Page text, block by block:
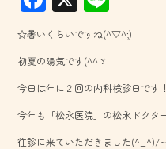
ac
e
b
o
ok
ne
☆暑いくらいですね(^▽^;)
初夏の陽気です(^^ゞ
今日は年に２回の内科検診日です！
今年も「松永医院」の松永ドクタ
往診に来ていただきました(^_^)/~